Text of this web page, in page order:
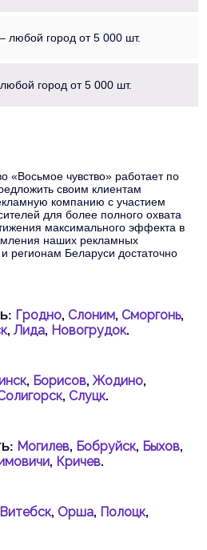
город от 5 000 шт.
город от 5 000 шт.
«Восьмое чувство» работает по
своим клиентам
компанию с участием
для более полного охвата
максимального эффекта в
наших рекламных
регионам Беларуси достаточно
Гродно, Слоним, Сморгонь,
, Лида, Новогрудок.
, Борисов, Жодино,
, Слуцк.
Могилев, Бобруйск, Быхов,
, Кричев.
Витебск, Орша, Полоцк,